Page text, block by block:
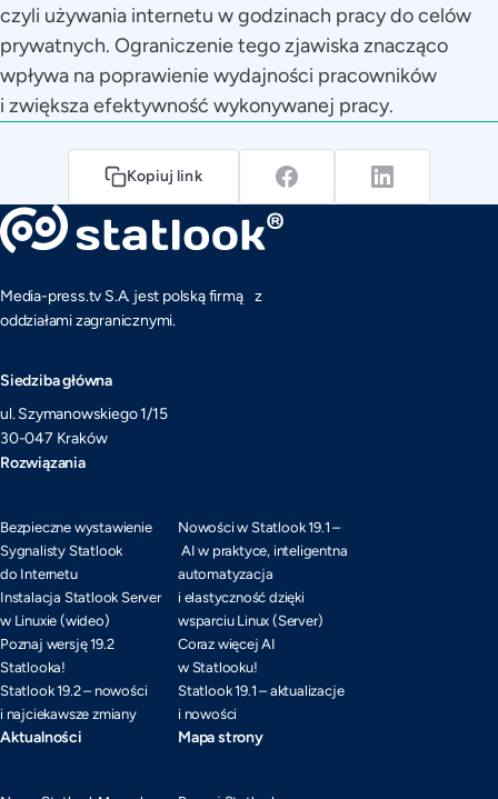
czyli używania internetu w godzinach pracy do celów
prywatnych. Ograniczenie tego zjawiska znacząco
wpływa na poprawienie wydajności pracowników
i zwiększa efektywność wykonywanej pracy.
Kopiuj link
Media-press.tv S.A. jest polską firmą z
oddziałami zagranicznymi.
Siedziba główna
ul. Szymanowskiego 1/15
30-047 Kraków
Rozwiązania
Bezpieczne wystawienie
Sygnalisty Statlook
do Internetu
Instalacja Statlook Server
w Linuxie (wideo)
Poznaj wersję 19.2
Statlooka!
Statlook 19.2 – nowości
i najciekawsze zmiany
Nowości w Statlook 19.1 –
AI w praktyce, inteligentna
automatyzacja
i elastyczność dzięki
wsparciu Linux (Server)
Coraz więcej AI
w Statlooku!
Statlook 19.1 – aktualizacje
i nowości
Aktualności Mapa strony